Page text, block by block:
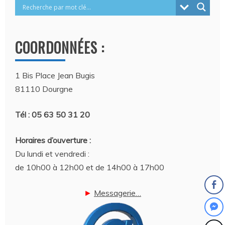
COORDONNÉES :
1 Bis Place Jean Bugis
81110 Dourgne
Tél : 05 63 50 31 20
Horaires d’ouverture :
Du lundi et vendredi :
de 10h00 à 12h00 et de 14h00 à 17h00
► Messagerie…